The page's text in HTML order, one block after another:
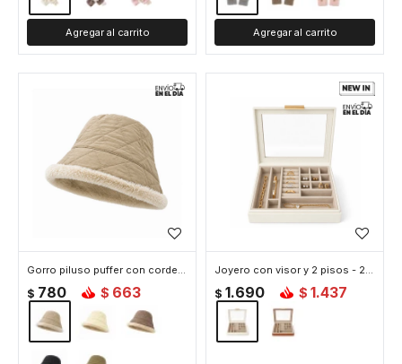
Gorro piluso puffer con corderito - Beige
$ 780 $ 663
Joyero con visor y 2 pisos - 23x19x9cm - Blanco
$ 1.690 $ 1.437